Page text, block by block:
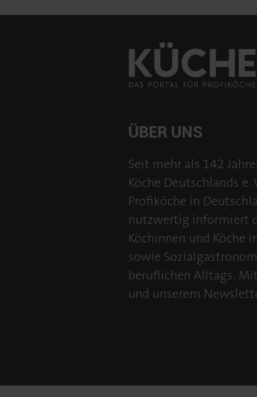
ÜBER UNS
Seit mehr als 142
Köche Deutschlands e.
Profiköche in
nutzwertig informiert
Köchinnen und Köche
sowie
beruflichen Alltags.
und unserem